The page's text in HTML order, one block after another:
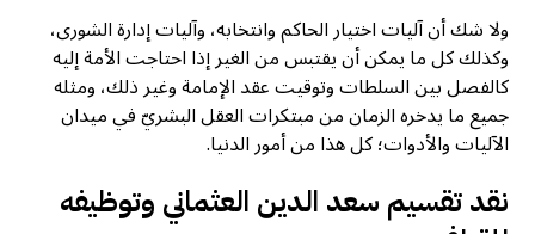
ولا شك أن آليات اختيار الحاكم وانتخابه، وآليات إدارة الشورى،
وكذلك كل ما يمكن أن يقتبس من الغير إذا احتاجت الأمة إليه
كالفصل بين السلطات وتوقيت عقد الإمامة وغير ذلك، ومثله
جميع ما يدخره الزمان من مبتكرات العقل البشريّ في ميدان
الآليات والأدوات؛ كل هذا من أمور الدنيا.
نقد تقسيم سعد الدين العثماني وتوظيفه